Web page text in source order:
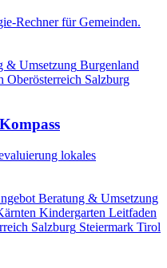
Rechner für Gemeinden.
& Umsetzung Burgenland
Oberösterreich Salzburg
lokales
Beratung & Umsetzung
Kindergarten Leitfaden
Salzburg Steiermark Tirol